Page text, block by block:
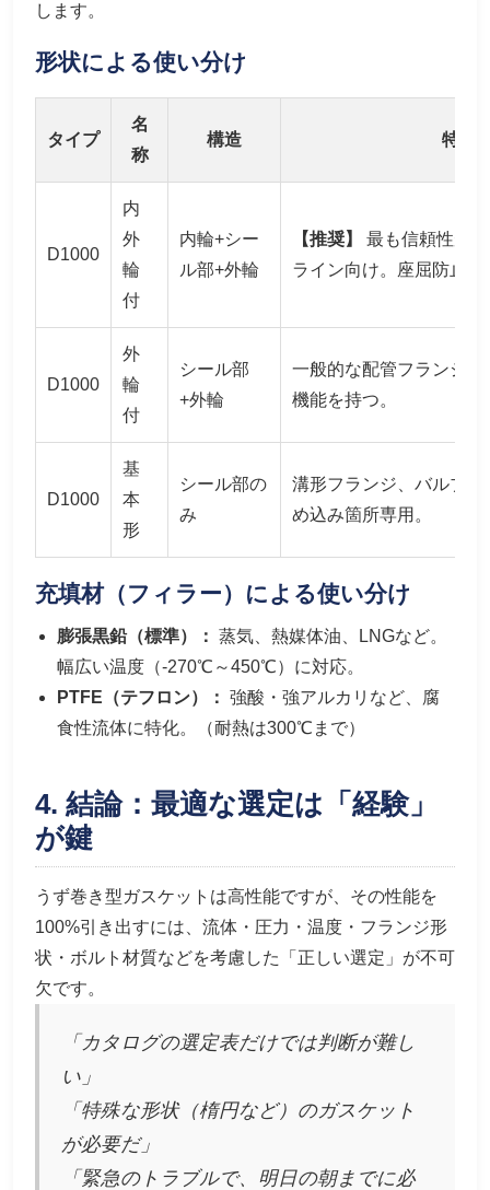
します。
形状による使い分け
タイプ
名
称
構造 特徴
D1000
内
外
輪
付
内輪+シー
ル部+外輪
【推奨】
最も信頼性が
ライン向け。座屈防止機
D1000
外
輪
付
シール部
+外輪
一般的な配管フランジ
機能を持つ。
D1000
基
本
形
シール部の
み
溝形フランジ、バルブ
め込み箇所専用。
充填材（フィラー）による使い分け
膨張黒鉛（標準）： 蒸気、熱媒体油、LNGなど。
幅広い温度（-270℃～450℃）に対応。
PTFE（テフロン）： 強酸・強アルカリなど、腐
食性流体に特化。（耐熱は300℃まで）
4. 結論：最適な選定は「経験」
が鍵
うず巻き型ガスケットは高性能ですが、その性能を
100%引き出すには、流体・圧力・温度・フランジ形
状・ボルト材質などを考慮した「正しい選定」が不可
欠です。
「カタログの選定表だけでは判断が難し
い」
「特殊な形状（楕円など）のガスケット
が必要だ」
「緊急のトラブルで、明日の朝までに必